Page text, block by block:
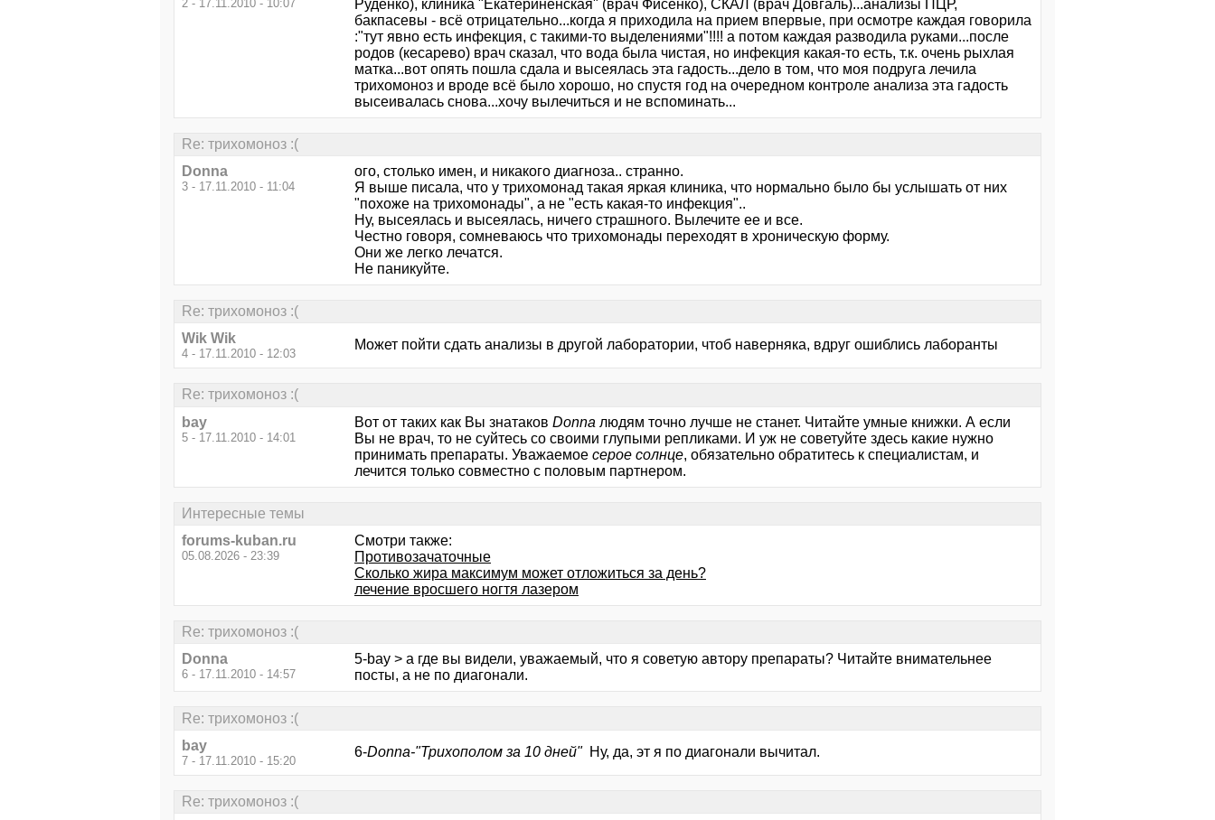
2 - 17.11.2010 - 10:07
Руденко), клиника "Екатериненская" (врач Фисенко), СКАЛ (врач Довгаль)...анализы ПЦР,
бакпасевы - всё отрицательно...когда я приходила на прием впервые, при осмотре каждая говорила
:"тут явно есть инфекция, с такими-то выделениями"!!!! а потом каждая разводила руками...после
родов (кесарево) врач сказал, что вода была чистая, но инфекция какая-то есть, т.к. очень рыхлая
матка...вот опять пошла сдала и высеялась эта гадость...дело в том, что моя подруга лечила
трихомоноз и вроде всё было хорошо, но спустя год на очередном контроле анализа эта гадость
высеивалась снова...хочу вылечиться и не вспоминать...
Re: трихомоноз :(
Donna
3 - 17.11.2010 - 11:04
ого, столько имен, и никакого диагноза.. странно.
Я выше писала, что у трихомонад такая яркая клиника, что нормально было бы услышать от них
"похоже на трихомонады", а не "есть какая-то инфекция"..
Ну, высеялась и высеялась, ничего страшного. Вылечите ее и все.
Честно говоря, сомневаюсь что трихомонады переходят в хроническую форму.
Они же легко лечатся.
Не паникуйте.
Re: трихомоноз :(
Wik Wik
4 - 17.11.2010 - 12:03
Может пойти сдать анализы в другой лаборатории, чтоб наверняка, вдруг ошиблись лаборанты
Re: трихомоноз :(
bay
5 - 17.11.2010 - 14:01
Вот от таких как Вы знатаков Donna людям точно лучше не станет. Читайте умные книжки. А если
Вы не врач, то не суйтесь со своими глупыми репликами. И уж не советуйте здесь какие нужно
принимать препараты. Уважаемое серое солнце, обязательно обратитесь к специалистам, и
лечится только совместно с половым партнером.
Интересные темы
forums-kuban.ru
05.08.2026 - 23:39
Смотри также:
Противозачаточные
Сколько жира максимум может отложиться за день?
лечение вросшего ногтя лазером
Re: трихомоноз :(
Donna
6 - 17.11.2010 - 14:57
5-bay > а где вы видели, уважаемый, что я советую автору препараты? Читайте внимательнее
посты, а не по диагонали.
Re: трихомоноз :(
bay
7 - 17.11.2010 - 15:20
6-Donna-"Трихополом за 10 дней"Ну, да, эт я по диагонали вычитал.
Re: трихомоноз :(